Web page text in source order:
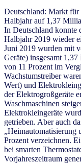
Deutschland: Markt für
Halbjahr auf 1,37
In Deutschland konnte
Halbjahr 2019 wieder
Juni 2019 wurden mit
Geräte) insgesamt
von 11 Prozent im
Wachstumstreiber
Wert) und
der Elektrogroßgeräte
Waschmaschinen
Elektrokleingeräte
getrieben. Aber auch
„Heimautomatisierung
Prozent verzeichnen.
bei smarten
Vorjahreszeitraum